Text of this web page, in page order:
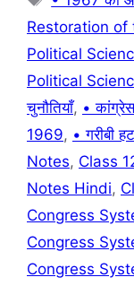
Restoration of
Political
Political
चुनौतियाँ, • कांग्रेस
1969, • गरीबी
Notes, Class
Notes Hindi,
Congress
Congress
Congress